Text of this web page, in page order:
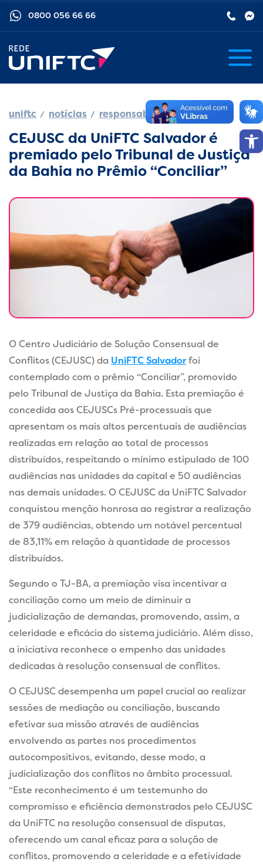
Barra
0800 056 66 66
uniftc notícias responsabilidade social
CEJUSC da UniFTC Salvador é
premiado pelo Tribunal de Justiça
da Bahia no Prêmio “Conciliar”
O Centro Judiciário de Solução Consensual de
Conflitos (CEJUSC) da UniFTC Salvadorfoi
contemplado com o prêmio “Conciliar”, promovido
pelo Tribunal de Justiça da Bahia. Esta premiação é
concedida aos CEJUSCs Pré-processuais que
apresentam os mais altos percentuais de audiências
realizadas em relação ao total de processos
distribuídos, respeitando o mínimo estipulado de 100
audiências nas unidades da capital e 50 audiências
nas demais unidades. O CEJUSC da UniFTC Salvador
conquistou menção honrosa ao registrar a realização
de 379 audiências, obtendo um notável percentual
de 83,11% em relação à quantidade de processos
distribuídos.
Segundo o TJ-BA, a premiação visa incentivar a
conciliação como um meio de diminuir a
judicialização de demandas, promovendo, assim, a
celeridade e eficácia do sistema judiciário. Além disso,
a iniciativa reconhece o empenho das unidades
dedicadas à resolução consensual de conflitos.
O CEJUSC desempenha um papel crucial ao realizar
sessões de mediação ou conciliação, buscando
efetivar sua missão através de audiências
envolvendo as partes nos procedimentos
autocompositivos, evitando, desse modo, a
judicialização dos conflitos no âmbito processual.
“Este reconhecimento é um testemunho do
compromisso e eficiência demonstrados pelo CEJUSC
da UniFTC na resolução consensual de disputas,
oferecendo um canal eficaz para a solução de
conflitos, promovendo a celeridade e a efetividade